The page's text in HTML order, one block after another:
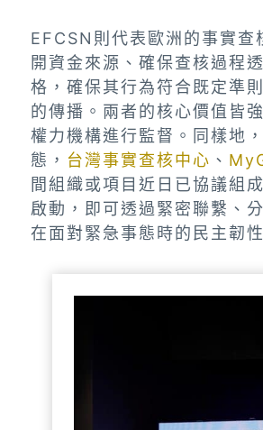
EFCSN則代表歐洲的事實查
開資金來源、確保查核過程
格，確保其行為符合既定準
的傳播。兩者的核心價值皆
權力機構進行監督。同樣地
態， 台灣事實查核中心 、
間組織或項目近日已協議組成
啟動，即可透過緊密聯繫、
在面對緊急事態時的民主韌性